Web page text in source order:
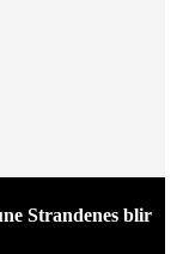
Strandenes blir